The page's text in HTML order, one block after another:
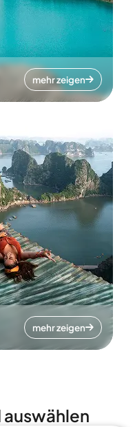
mehr zeigen
mehr zeigen